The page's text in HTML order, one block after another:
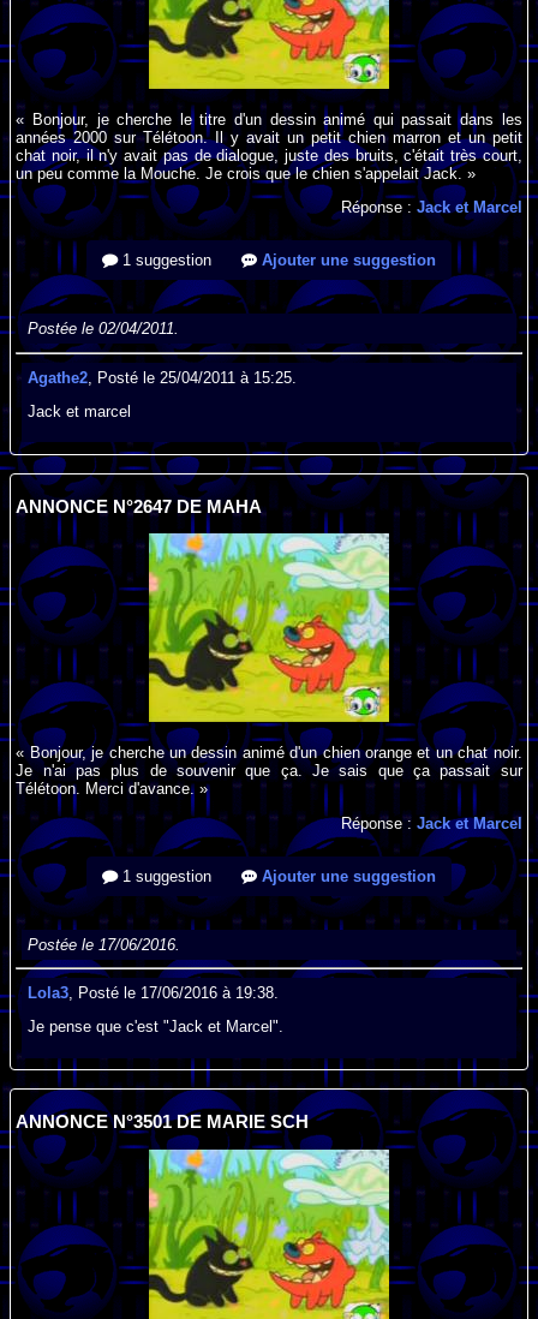
« Bonjour, je cherche le titre d'un dessin animé qui passait dans les
années 2000 sur Télétoon. Il y avait un petit chien marron et un petit
chat noir, il n'y avait pas de dialogue, juste des bruits, c'était très court,
un peu comme la Mouche. Je crois que le chien s'appelait Jack. »
Réponse : Jack et Marcel
1 suggestion Ajouter une suggestion
Postée le 02/04/2011.
Agathe2 , Posté le 25/04/2011 à 15:25.
Jack et marcel
ANNONCE N°2647 DE MAHA
« Bonjour, je cherche un dessin animé d'un chien orange et un chat noir.
Je n'ai pas plus de souvenir que ça. Je sais que ça passait sur
Télétoon. Merci d'avance. »
Réponse : Jack et Marcel
1 suggestion Ajouter une suggestion
Postée le 17/06/2016.
Lola3 , Posté le 17/06/2016 à 19:38.
Je pense que c'est "Jack et Marcel".
ANNONCE N°3501 DE MARIE SCH